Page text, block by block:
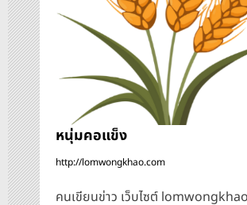
หนุ่มคอแข็ง
http://lomwongkhao.com
คนเขียนข่าว เว็บไซต์